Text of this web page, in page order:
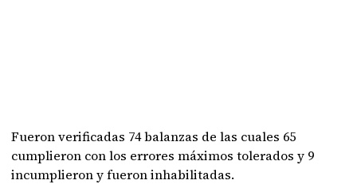
Fueron verificadas 74 balanzas de las cuales 65
cumplieron con los errores máximos tolerados y 9
incumplieron y fueron inhabilitadas.